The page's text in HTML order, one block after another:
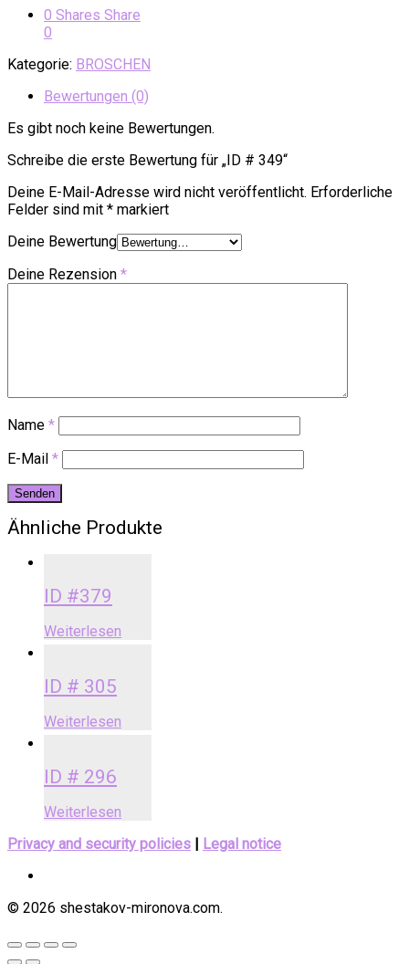
0 Shares Share
0
Kategorie: BROSCHEN
Bewertungen (0)
Es gibt noch keine Bewertungen.
Schreibe die erste Bewertung für „ID # 349“
Deine E-Mail-Adresse wird nicht veröffentlicht. Erforderliche
Felder sind mit * markiert
Deine Bewertung
Deine Rezension *
Name *
E-Mail *
Ähnliche Produkte
ID #379
Weiterlesen
ID # 305
Weiterlesen
ID # 296
Weiterlesen
Privacy and security policies | Legal notice
© 2026 shestakov-mironova.com.